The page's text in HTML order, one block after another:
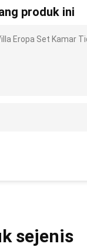
produk ini
Eropa Set Kamar
sejenis